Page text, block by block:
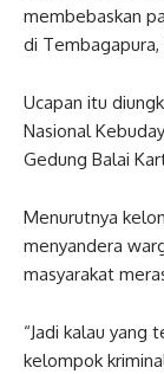
membebaskan
di Tembagapura,
Ucapan itu
Nasional
Gedung Balai
Menurutnya
menyandera
masyarakat
“Jadi kalau yang
kelompok